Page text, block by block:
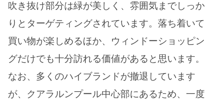
吹き抜け部分は緑が美しく、雰囲気までしっか
りとターゲティングされています。落ち着いて
買い物が楽しめるほか、ウィンドーショッピン
グだけでも十分訪れる価値があると思います。
なお、多くのハイブランドが撤退しています
が、クアラルンプール中心部にあるため、一度